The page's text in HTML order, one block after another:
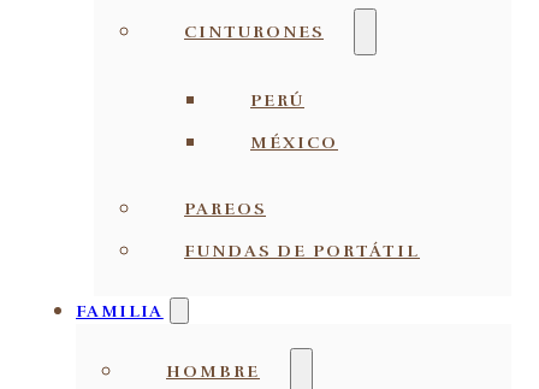
CINTURONES
PERÚ
MÉXICO
PAREOS
FUNDAS DE PORTÁTIL
FAMILIA
HOMBRE